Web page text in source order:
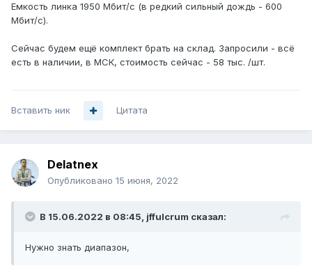
Емкость линка 1950 Мбит/с (в редкий сильный дождь - 600
Мбит/с).
Сейчас будем ещё комплект брать на склад. Запросили - всё
есть в наличии, в МСК, стоимость сейчас - 58 тыс. /шт.
Вставить ник Цитата
Delatnex
Опубликовано 15 июня, 2022
В 15.06.2022 в 08:45, jffulcrum сказал:
Нужно знать диапазон,